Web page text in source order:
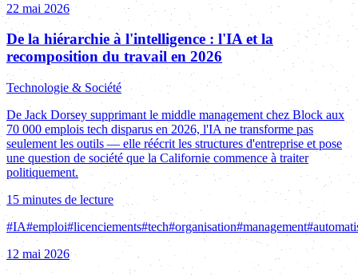
22 mai 2026
De la hiérarchie à l'intelligence : l'IA et la
recomposition du travail en 2026
Technologie & Société
De Jack Dorsey supprimant le middle management chez Block aux
70 000 emplois tech disparus en 2026, l'IA ne transforme pas
seulement les outils — elle réécrit les structures d'entreprise et pose
une question de société que la Californie commence à traiter
politiquement.
15 minutes de lecture
#IA#emploi#licenciements#tech#organisation#management#
12 mai 2026